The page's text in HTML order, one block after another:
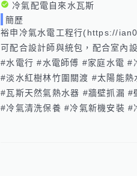
冷氣配電自來水瓦斯
簡歷
裕申冷氣水電工程行(https://
可配合設計師與統包，配合室內
#水電行 #水電師傅 #家庭水電 #
#淡水紅樹林竹圍關渡 #太陽能熱
#瓦斯天然氣熱水器 #牆壁抓漏 #
#冷氣清洗保養 #冷氣新機安裝 #